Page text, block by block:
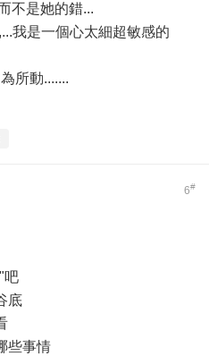
不是她的錯...
我是一個心太細超敏感的
所動.......
6#
吧
底
些事情